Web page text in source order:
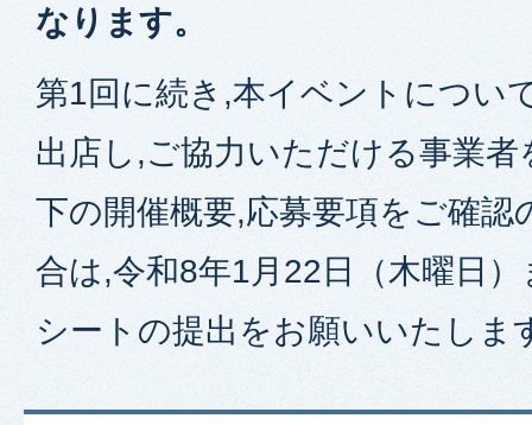
なります。
第1回に続き,本イベントについ
出店し,ご協力いただける事業
下の開催概要,応募要項をご確認
合は,令和8年1月22日（木曜日
シートの提出をお願いいたしま